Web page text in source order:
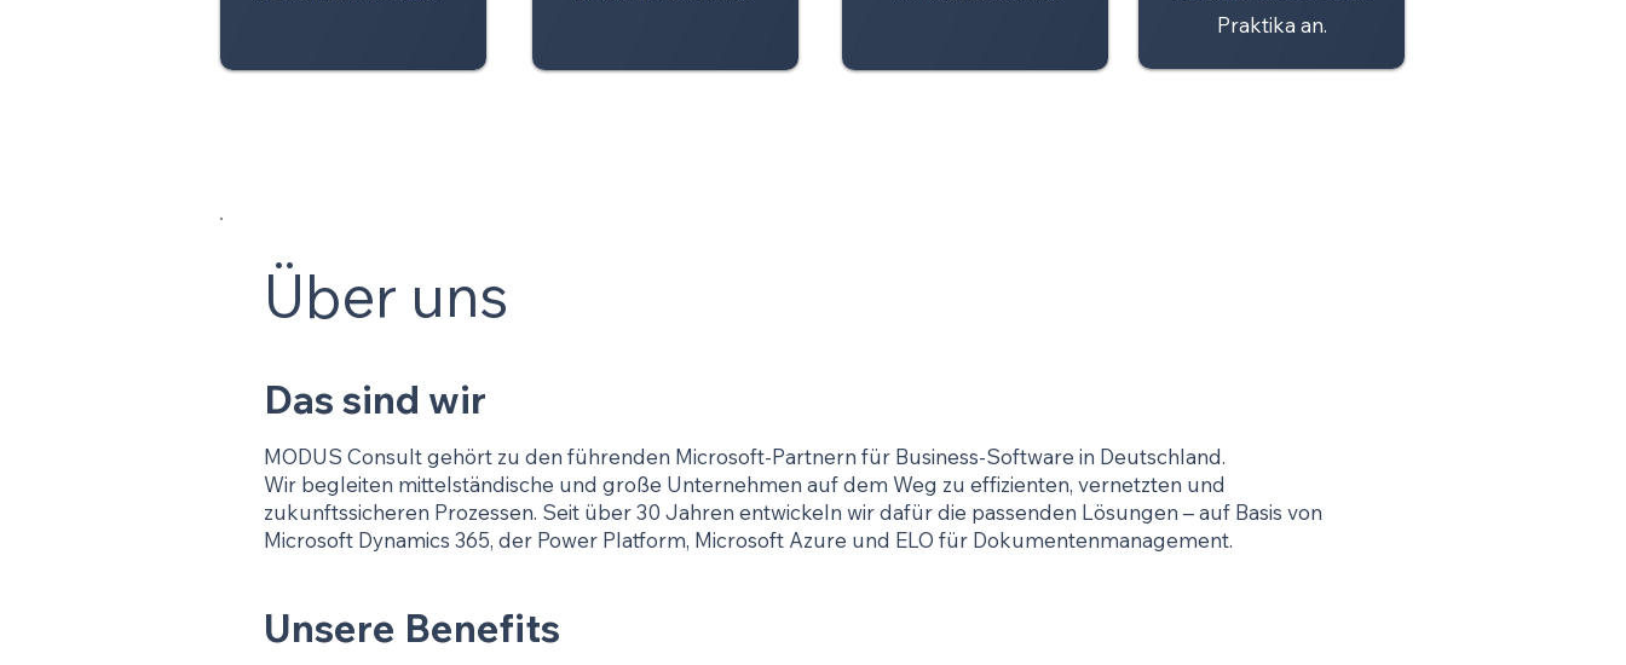
Praktika an.
Über uns
Das sind wir
MODUS Consult gehört zu den führenden Microsoft-Partnern für Business-Software in Deutschland.
Wir begleiten mittelständische und große Unternehmen auf dem Weg zu effizienten, vernetzten und
zukunftssicheren Prozessen. Seit über 30 Jahren entwickeln wir dafür die passenden Lösungen – auf Basis von
Microsoft Dynamics 365, der Power Platform, Microsoft Azure und ELO für Dokumentenmanagement.
Unsere Benefits